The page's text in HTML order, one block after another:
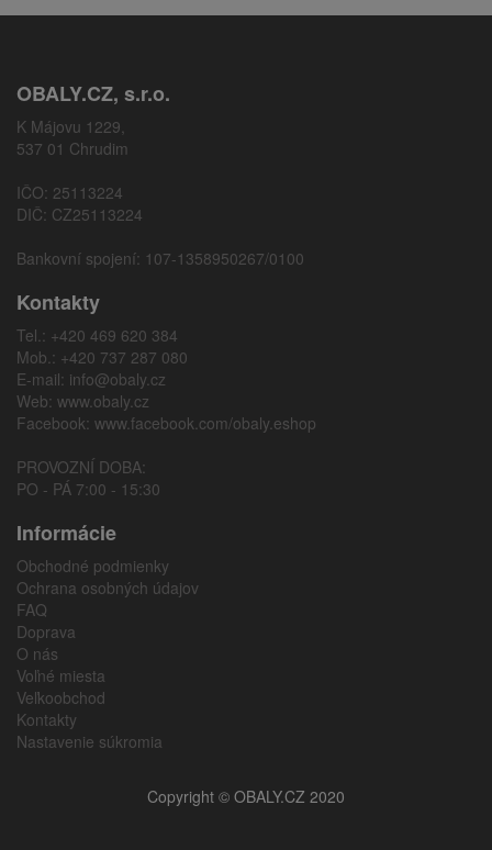
OBALY.CZ, s.r.o.
K Májovu 1229,
537 01 Chrudim
IČO: 25113224
DIČ: CZ25113224
Bankovní spojení: 107-1358950267/0100
Kontakty
Tel.: +420 469 620 384
Mob.: +420 737 287 080
E-mail: info@obaly.cz
Web: www.obaly.cz
Facebook: www.facebook.com/obaly.eshop
PROVOZNÍ DOBA:
PO - PÁ 7:00 - 15:30
Informácie
Obchodné podmienky
Ochrana osobných údajov
FAQ
Doprava
O nás
Voľné miesta
Veľkoobchod
Kontakty
Nastavenie súkromia
Copyright © OBALY.CZ 2020